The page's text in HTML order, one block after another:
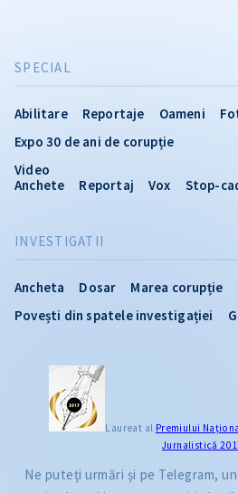
INVESTIGATII
Ancheta Dosar
Marea corupție
Povești din spatele investigației
SPECIAL
Abilitare Reportaje Oameni
Expo 30 de ani de corupție
Video
Anchete
Reportaj Vox Stop-
Laureat al Premiului
Jurnalistică
Ne puteți urmări și pe Telegram,